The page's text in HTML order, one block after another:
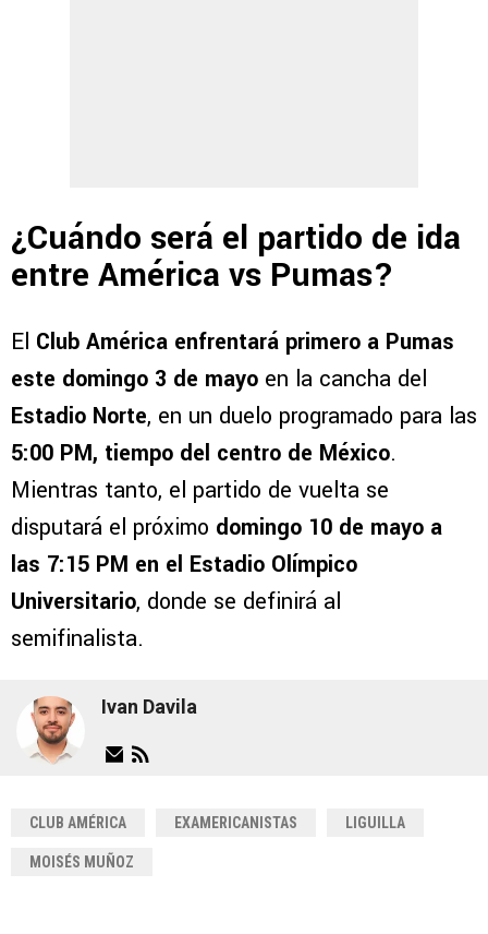
¿Cuándo será el partido de ida
entre América vs Pumas?
El Club América enfrentará primero a Pumas
este domingo 3 de mayo en la cancha del
Estadio Norte, en un duelo programado para las
5:00 PM, tiempo del centro de México.
Mientras tanto, el partido de vuelta se
disputará el próximo domingo 10 de mayo a
las 7:15 PM en el Estadio Olímpico
Universitario, donde se definirá al
semifinalista.
Ivan Davila
CLUB AMÉRICA EXAMERICANISTAS LIGUILLA
MOISÉS MUÑOZ